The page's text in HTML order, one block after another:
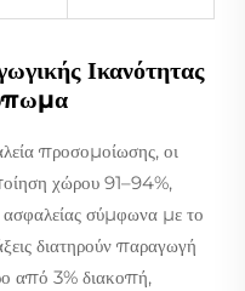
Ικανότητας
προσομοίωσης, οι
χώρου 91–94%,
ασφαλείας σύμφωνα με το
διατηρούν παραγωγή
από 3% διακοπή,